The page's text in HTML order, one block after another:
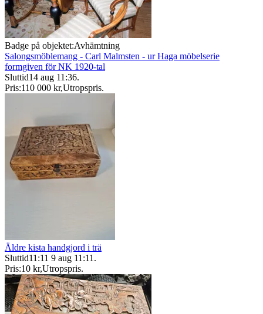
Badge på objektet:Avhämtning
Salongsmöblemang - Carl Malmsten - ur Haga möbelserie
formgiven för NK 1920-tal
Sluttid14 aug 11:36.
Pris:110 000 kr,Utropspris.
Äldre kista handgjord i trä
Sluttid11:11 9 aug 11:11 .
Pris:10 kr,Utropspris.